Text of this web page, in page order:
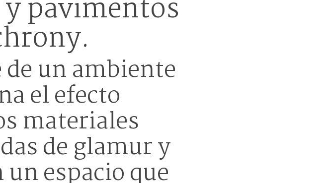
pavimentos
un ambiente
el efecto
materiales
de glamur y
espacio que